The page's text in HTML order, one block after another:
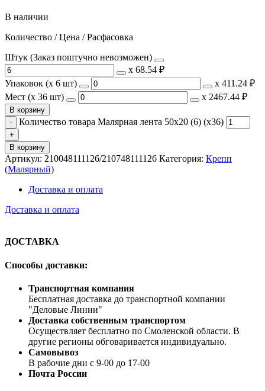
В наличии
Количество / Цена / Расфасовка
Штук (Заказ поштучно невозможен)
х 68.54 ₽
Упаковок (x 6 шт)
х 411.24 ₽
Мест (x 36 шт)
х 2467.44 ₽
В корзину
Количество товара Малярная лента 50х20 (6) (х36)
В корзину
Артикул: 210048111126/210748111126 Категория: Крепп
(Малярный)
Доставка и оплата
Доставка и оплата
ДОСТАВКА
Способы доставки:
Транспортная компания
Бесплатная доставка до транспортной компании
"Деловые Линии"
Доставка собственным транспортом
Осуществляет бесплатно по Смоленской области. В
другие регионы обговаривается индивидуально.
Самовывоз
В рабочие дни с 9-00 до 17-00
Почта России